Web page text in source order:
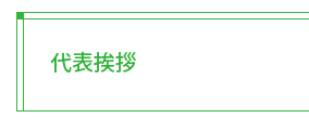
代表挨拶